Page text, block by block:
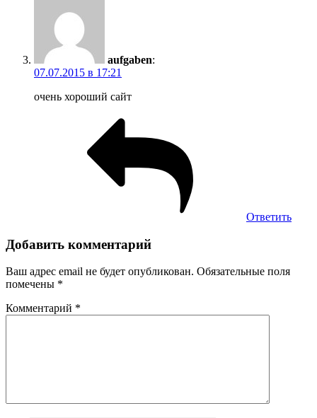
aufgaben:
07.07.2015 в 17:21
очень хороший сайт
Ответить
Добавить комментарий
Ваш адрес email не будет опубликован. Обязательные поля
помечены *
Комментарий *